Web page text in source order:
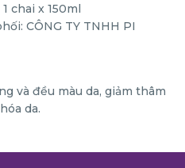
chai x 150ml
CÔNG TY TNHH PI
và đều màu da, giảm thâm
da.